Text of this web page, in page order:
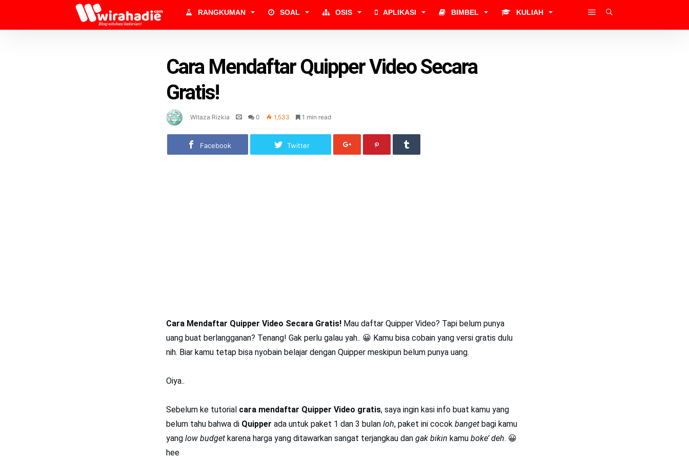
RANGKUMAN SOAL OSIS APLIKASI BIMBEL KULIAH
Cara Mendaftar Quipper Video Secara
Gratis!
Witaza Rizkia 0 1,533 1 min read
Facebook Twitter
Cara Mendaftar Quipper Video Secara Gratis! Mau daftar Quipper Video? Tapi belum punya
uang buat berlangganan? Tenang! Gak perlu galau yah.. 😀 Kamu bisa cobain yang versi gratis dulu
nih. Biar kamu tetap bisa nyobain belajar dengan Quipper meskipun belum punya uang.
Oiya..
Sebelum ke tutorial cara mendaftar Quipper Video gratis, saya ingin kasi info buat kamu yang
belum tahu bahwa di Quipper ada untuk paket 1 dan 3 bulan loh, paket ini cocok banget bagi kamu
yang low budget karena harga yang ditawarkan sangat terjangkau dan gak bikin kamu boke’ deh. 😀
hee